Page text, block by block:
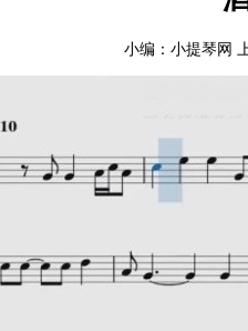
小编：小提琴网